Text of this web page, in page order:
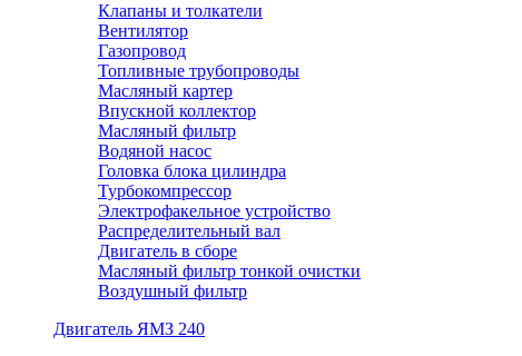
Клапаны и толкатели
Вентилятор
Газопровод
Топливные трубопроводы
Масляный картер
Впускной коллектор
Масляный фильтр
Водяной насос
Головка блока цилиндра
Турбокомпрессор
Электрофакельное устройство
Распределительный вал
Двигатель в сборе
Масляный фильтр тонкой очистки
Воздушный фильтр
Двигатель ЯМЗ 240